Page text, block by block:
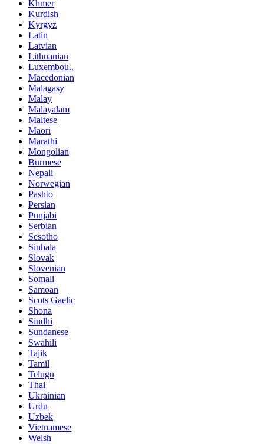
Khmer
Kurdish
Kyrgyz
Latin
Latvian
Lithuanian
Luxembou..
Macedonian
Malagasy
Malay
Malayalam
Maltese
Maori
Marathi
Mongolian
Burmese
Nepali
Norwegian
Pashto
Persian
Punjabi
Serbian
Sesotho
Sinhala
Slovak
Slovenian
Somali
Samoan
Scots Gaelic
Shona
Sindhi
Sundanese
Swahili
Tajik
Tamil
Telugu
Thai
Ukrainian
Urdu
Uzbek
Vietnamese
Welsh